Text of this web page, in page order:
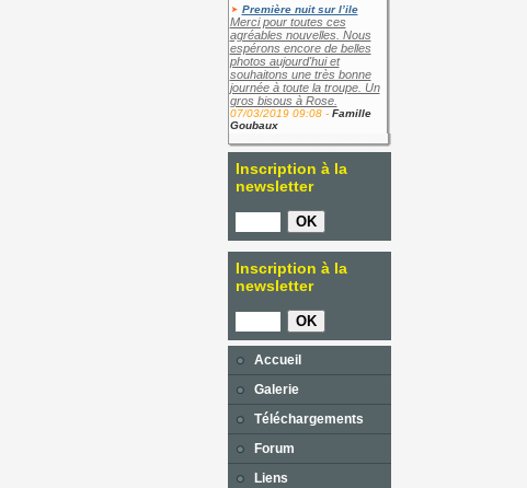
Première nuit sur l’ile
Merci pour toutes ces
agréables nouvelles. Nous
espérons encore de belles
photos aujourd'hui et
souhaitons une très bonne
journée à toute la troupe. Un
gros bisous à Rose.
07/03/2019 09:08 - Famille
Goubaux
Inscription à la
newsletter
Inscription à la
newsletter
Accueil
Galerie
Téléchargements
Forum
Liens